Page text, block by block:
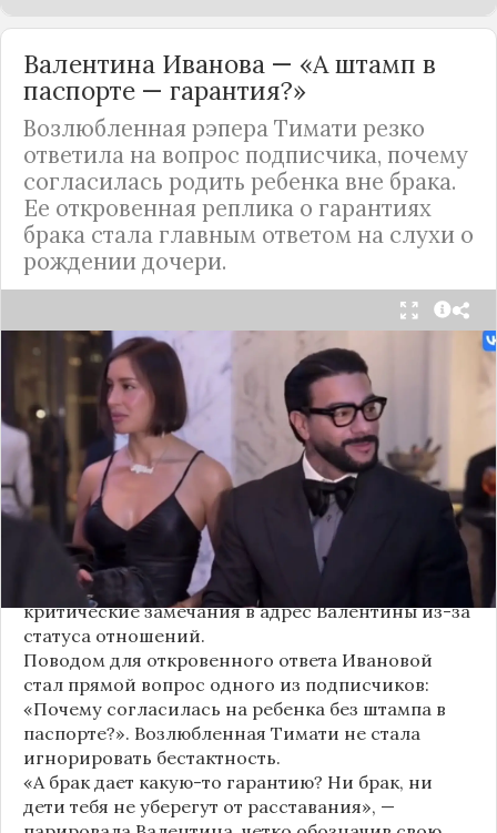
Валентина Иванова — «А штамп в
паспорте — гарантия?»
Возлюбленная рэпера Тимати резко
ответила на вопрос подписчика, почему
согласилась родить ребенка вне брака.
Ее откровенная реплика о гарантиях
брака стала главным ответом на слухи о
рождении дочери.
Валентина Иванова, избранница рэпера Тимати,
публично ответила на бестактный вопрос о
своем решении родить ребенка вне
официального брака. Ее резкая реакция стала
первым косвенным подтверждением слухов о
рождении дочери, ранее распространяемых
изданием «СтарХит».
Хотя сама звездная пара официально не
объявляла о пополнении, поклонники уже
засыпали их поздравлениями. Однако
некоторые комментаторы позволили себе
критические замечания в адрес Валентины из-за
статуса отношений.
Поводом для откровенного ответа Ивановой
стал прямой вопрос одного из подписчиков:
«Почему согласилась на ребенка без штампа в
паспорте?». Возлюбленная Тимати не стала
игнорировать бестактность.
«А брак дает какую-то гарантию? Ни брак, ни
дети тебя не уберегут от расставания», —